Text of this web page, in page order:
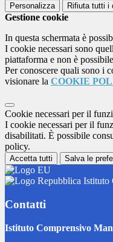
Personalizza Rifiuta tutti i
Gestione cookie
In questa schermata è
I cookie necessari sono
piattaforma e non è
Per conoscere quali sono i
visionare la COOKIE
Cookie necessari per il
I cookie necessari per il
disabilitati. È possibile
policy.
Accetta tutti Salva le
Istituto
Contatti
Istituto Comprensivo